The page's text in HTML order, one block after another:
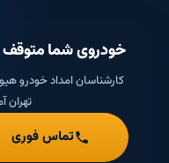
خودروی شما متوقف
تهران
تماس فوری